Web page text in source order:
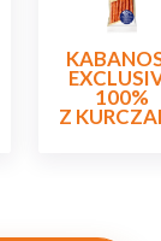
100%
Z